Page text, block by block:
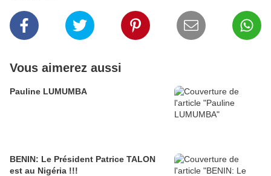
Vous aimerez aussi
Pauline LUMUMBA
BENIN: Le Président Patrice TALON
est au Nigéria !!!